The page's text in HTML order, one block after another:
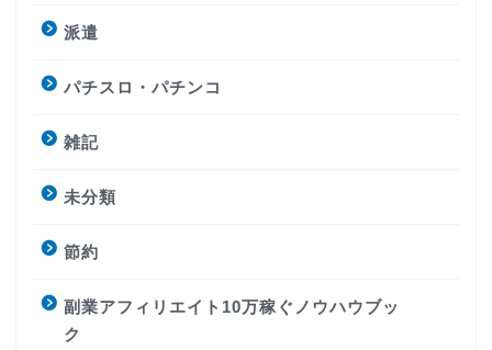
派遣
パチスロ・パチンコ
雑記
未分類
節約
副業アフィリエイト10万稼ぐノウハウブッ
ク